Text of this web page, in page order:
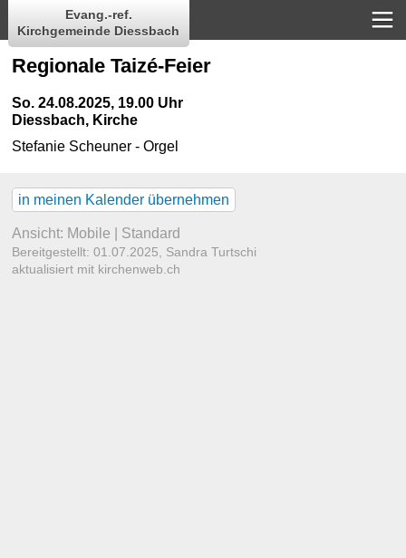
Evang.-ref.
Kirchgemeinde Diessbach
Regionale Taizé-Feier
So. 24.08.2025, 19.00 Uhr
Diessbach, Kirche
Stefanie Scheuner - Orgel
in meinen Kalender übernehmen
Ansicht: Mobile Standard
Bereitgestellt: 01.07.2025, Sandra Turtschi
aktualisiert mit kirchenweb.ch